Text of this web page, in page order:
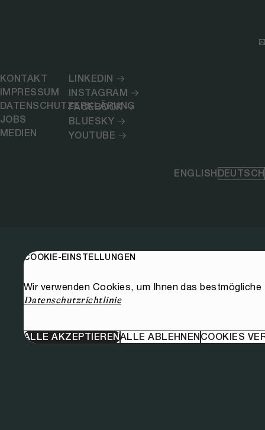
KONTAKT
IMPRESSUM
DATENSCHUTZERKLÄRUNG
JOBS
MEDIEN
LINKEDIN
INSTAGRAM
FACEBOOK
BLUESKY
YOUTUBE
ENGLISHDEUTSCH
COOKIE-EINSTELLUNGEN
Wir verwenden Cookies, um Ihnen das
Datenschutzrichtlinie
ALLE AKZEPTIERENALLE ABLEHNENCOOKIES